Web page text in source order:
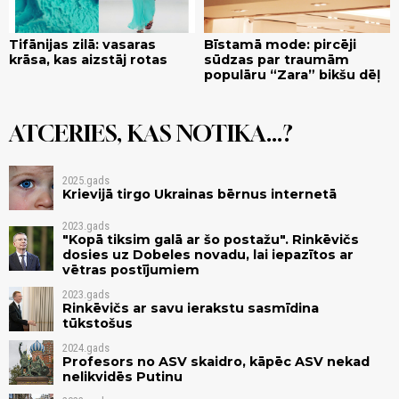
Tifānijas zilā: vasaras
krāsa, kas aizstāj rotas
Bīstamā mode: pircēji
sūdzas par traumām
populāru “Zara” bikšu dēļ
ATCERIES, KAS NOTIKA...?
2025.gads
Krievijā tirgo Ukrainas bērnus internetā
2023.gads
"Kopā tiksim galā ar šo postažu". Rinkēvičs
dosies uz Dobeles novadu, lai iepazītos ar
vētras postījumiem
2023.gads
Rinkēvičs ar savu ierakstu sasmīdina
tūkstošus
2024.gads
Profesors no ASV skaidro, kāpēc ASV nekad
nelikvidēs Putinu